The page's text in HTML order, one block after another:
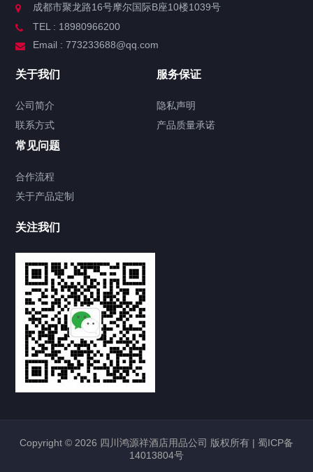
成都市聚龙路16号摩尔国际B座10楼1039号
TEL : 18980966200
Email : 773233688@qq.com
关于我们
公司简介
联系方式
服务保证
隐私声明
产品质量承诺
常见问题
合作流程
关于产品定制
关注我们
Copyright © 2026 四川鸿源祥酒店用品公司 版权所有 | 蜀ICP备
14013804号